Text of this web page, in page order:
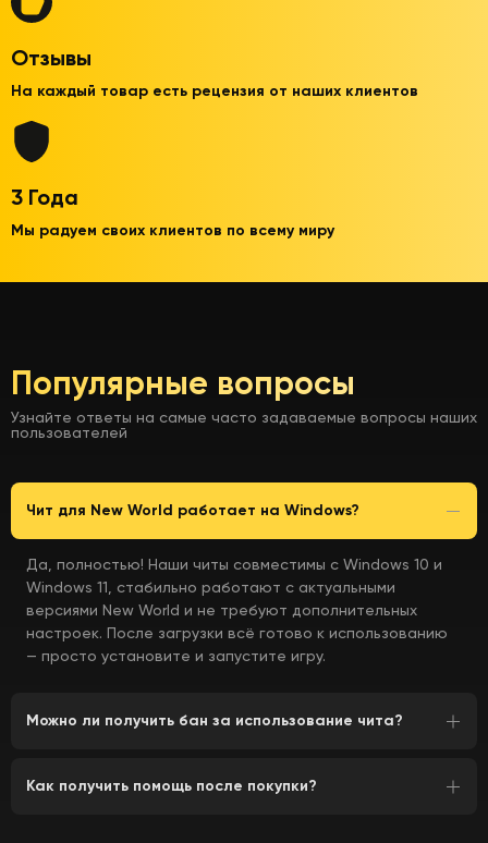
Отзывы
На каждый товар есть рецензия от наших клиентов
3 Года
Мы радуем своих клиентов по всему миру
Популярные вопросы
Узнайте ответы на самые часто задаваемые вопросы наших
пользователей
Чит для New World работает на Windows?
Да, полностью! Наши читы совместимы с Windows 10 и
Windows 11, стабильно работают с актуальными
версиями New World и не требуют дополнительных
настроек. После загрузки всё готово к использованию
— просто установите и запустите игру.
Можно ли получить бан за использование чита?
Как получить помощь после покупки?